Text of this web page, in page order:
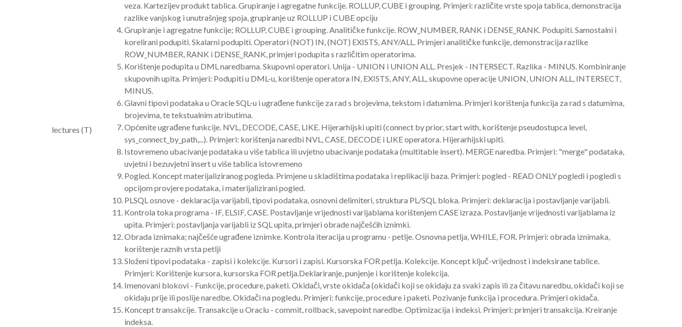
lectures (T)
veza. Kartezijev produkt tablica. Grupiranje i agregatne funkcije. ROLLUP, CUBE i grouping. Primjeri: različite vrste spoja tablica, demonstracija
razlike vanjskog i unutrašnjeg spoja, grupiranje uz ROLLUP i CUBE opciju
Grupiranje i agregatne funkcije; ROLLUP, CUBE i grouping. Analitičke funkcije. ROW_NUMBER, RANK i DENSE_RANK. Podupiti. Samostalni i
korelirani podupiti. Skalarni podupiti. Operatori (NOT) IN, (NOT) EXISTS, ANY/ALL. Primjeri analitičke funkcije, demonstracija razlike
ROW_NUMBER, RANK i DENSE_RANK, primjeri podupita s različitim operatorima.
Korištenje podupita u DML naredbama. Skupovni operatori. Unija - UNION i UNION ALL. Presjek - INTERSECT. Razlika - MINUS. Kombiniranje
skupovnih upita. Primjeri: Podupiti u DML-u, korištenje operatora IN, EXISTS, ANY, ALL, skupovne operacije UNION, UNION ALL, INTERSECT,
MINUS.
Glavni tipovi podataka u Oracle SQL-u i ugrađene funkcije za rad s brojevima, tekstom i datumima. Primjeri korištenja funkcija za rad s datumima,
brojevima, te tekstualnim atributima.
Općenite ugrađene funkcije. NVL, DECODE, CASE, LIKE. Hijerarhijski upiti (connect by prior, start with, korištenje pseudostupca level,
sys_connect_by_path,...). Primjeri: korištenja naredbi NVL, CASE, DECODE i LIKE operatora. Hijerarhijski upiti.
Istovremeno ubacivanje podataka u više tablica ili uvjetno ubacivanje podataka (multitable insert). MERGE naredba. Primjeri: "merge" podataka,
uvjetni i bezuvjetni insert u više tablica istovremeno
Pogled. Koncept materijaliziranog pogleda. Primjene u skladištima podataka i replikaciji baza. Primjeri: pogled - READ ONLY pogledi i pogledi s
opcijom provjere podataka, i materijalizirani pogled.
PLSQL osnove - deklaracija varijabli, tipovi podataka, osnovni delimiteri, struktura PL/SQL bloka. Primjeri: deklaracija i postavljanje varijabli.
Kontrola toka programa - IF, ELSIF, CASE. Postavljanje vrijednosti varijablama korištenjem CASE izraza. Postavljanje vrijednosti varijablama iz
upita. Primjeri: postavljanja varijabli iz SQL upita, primjeri obrade najčešćih iznimki.
Obrada iznimaka; najčešće ugrađene iznimke. Kontrola iteracija u programu - petlje. Osnovna petlja, WHILE, FOR. Primjeri: obrada iznimaka,
korištenje raznih vrsta petlji
Složeni tipovi podataka - zapisi i kolekcije. Kursori i zapisi. Kursorska FOR petlja. Kolekcije. Koncept ključ-vrijednost i indeksirane tablice.
Primjeri: Korištenje kursora, kursorska FOR petlja.Deklariranje, punjenje i korištenje kolekcija.
Imenovani blokovi - Funkcije, procedure, paketi. Okidači, vrste okidača (okidači koji se okidaju za svaki zapis ili za čitavu naredbu, okidači koji se
okidaju prije ili poslije naredbe. Okidači na pogledu. Primjeri: funkcije, procedure i paketi. Pozivanje funkcija i procedura. Primjeri okidača.
Koncept transakcije. Transakcije u Oraclu - commit, rollback, savepoint naredbe. Optimizacija i indeksi. Primjeri: primjeri transakcija. Kreiranje
indeksa.